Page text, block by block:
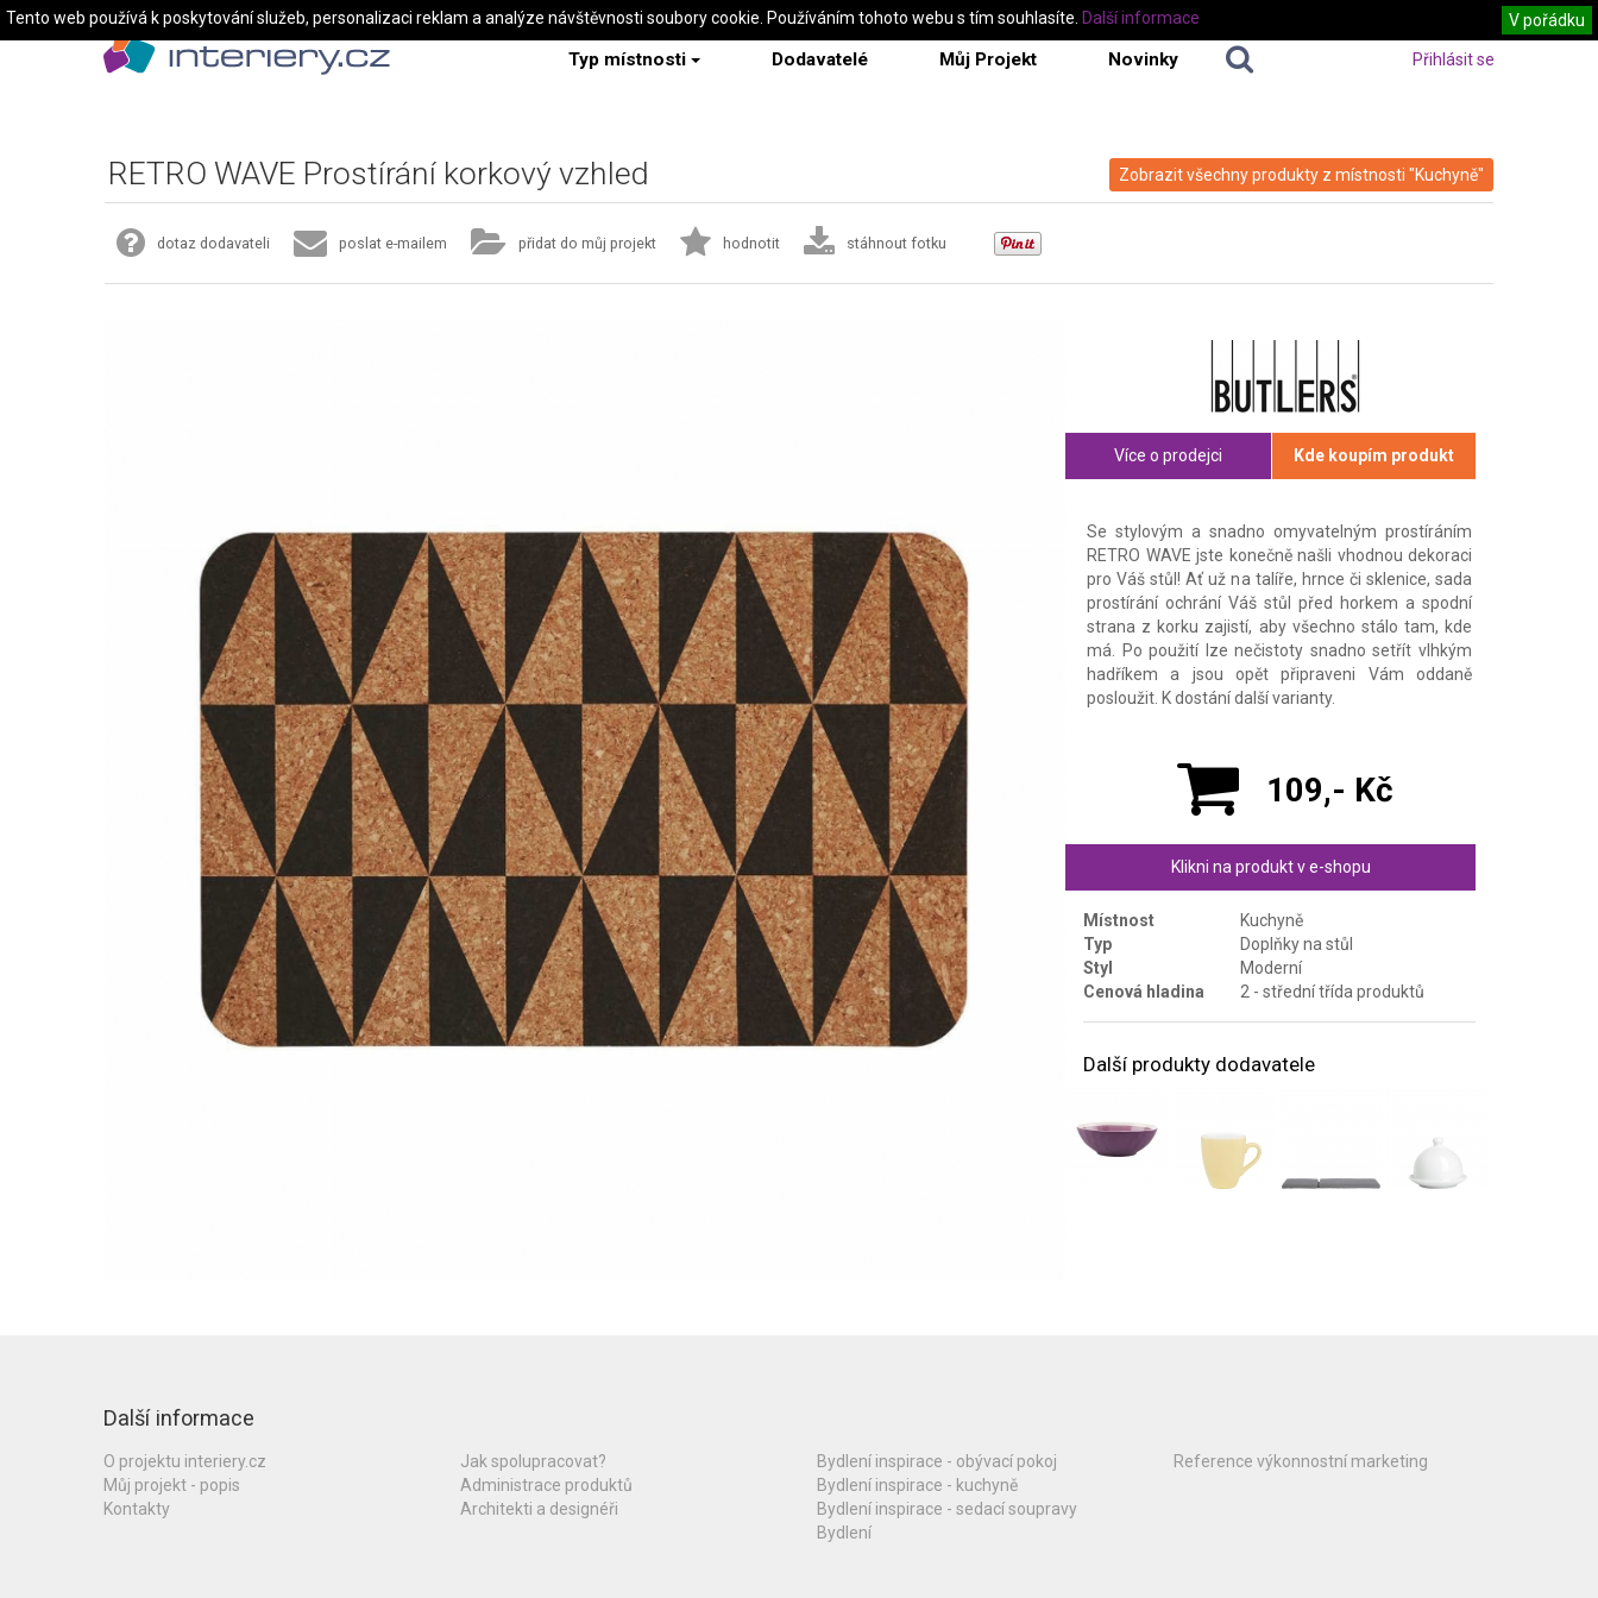
Typ místnosti Dodavatelé Můj Projekt Novinky Přihlásit se
Zobrazit všechny produkty z místnosti "Kuchyně"
RETRO WAVE Prostírání korkový vzhled
dotaz dodavateli poslat e-mailem přidat do můj projekt hodnotit stáhnout fotku
Více o prodejci Kde koupím produkt
Se stylovým a snadno omyvatelným prostíráním
RETRO WAVE jste konečně našli vhodnou dekoraci
pro Váš stůl! Ať už na talíře, hrnce či sklenice, sada
prostírání ochrání Váš stůl před horkem a spodní
strana z korku zajistí, aby všechno stálo tam, kde
má. Po použití lze nečistoty snadno setřít vlhkým
hadříkem a jsou opět připraveni Vám oddaně
posloužit. K dostání další varianty.
109,- Kč
Klikni na produkt v e-shopu
Místnost
Kuchyně
Typ
Doplňky na stůl
Styl
Moderní
Cenová hladina
2 - střední třída produktů
Další produkty dodavatele
Další informace
O projektu interiery.cz
Můj projekt - popis
Kontakty
Jak spolupracovat?
Administrace produktů
Architekti a designéři
Bydlení inspirace - obývací pokoj
Bydlení inspirace - kuchyně
Bydlení inspirace - sedací soupravy
Bydlení
Reference výkonnostní marketing
Tento web používá k poskytování služeb, personalizaci reklam a analýze návštěvnosti soubory cookie. Používáním tohoto webu s tím souhlasíte. V pořádku
Další informace